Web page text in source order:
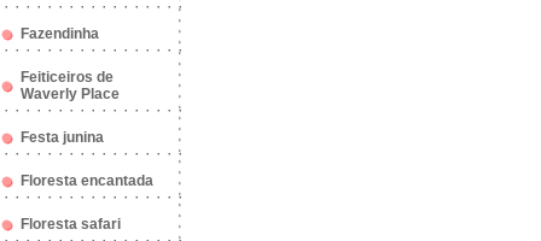
Fazendinha
Feiticeiros de
Waverly Place
Festa junina
Floresta encantada
Floresta safari